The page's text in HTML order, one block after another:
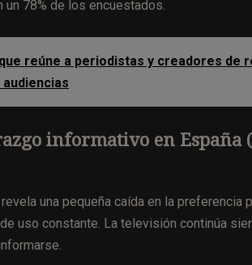
un 78% de los encuestados.
reúne a periodistas y creadores de
informativo en España
una pequeña caída en la
uso constante. La televisión continúa